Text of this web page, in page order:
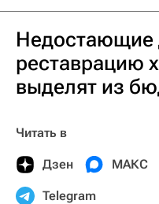
Недостающие
реставрацию
выделят из
Читать в
Дзен МАКС
Telegram